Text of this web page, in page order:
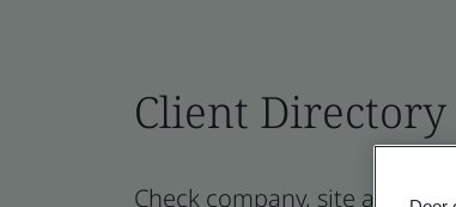
Client
Check company, site and